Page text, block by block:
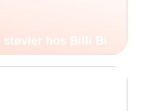
støvler hos Billi Bi